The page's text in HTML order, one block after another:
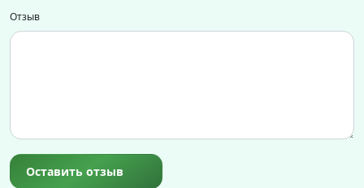
Отзыв
Оставить отзыв